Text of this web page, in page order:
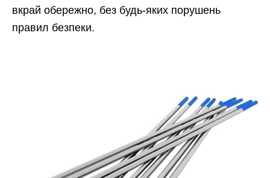
вкрай обережно, без будь-яких порушень
правил безпеки.